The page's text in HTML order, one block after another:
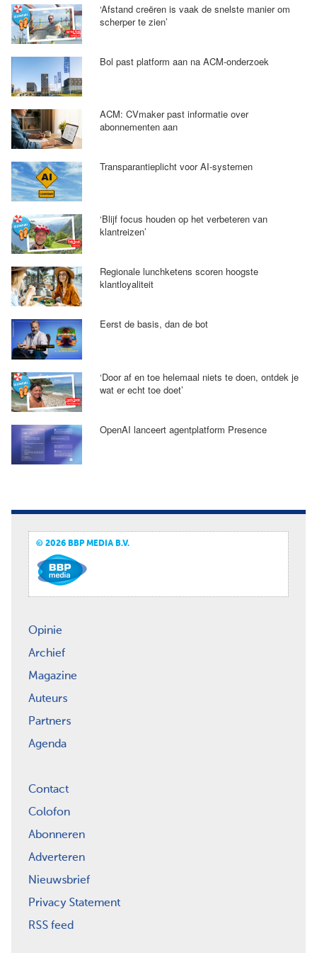
‘Afstand creëren is vaak de snelste manier om
scherper te zien’
Bol past platform aan na ACM-onderzoek
ACM: CVmaker past informatie over
abonnementen aan
Transparantieplicht voor AI-systemen
‘Blijf focus houden op het verbeteren van
klantreizen’
Regionale lunchketens scoren hoogste
klantloyaliteit
Eerst de basis, dan de bot
‘Door af en toe helemaal niets te doen, ontdek je
wat er echt toe doet’
OpenAI lanceert agentplatform Presence
© 2026 BBP MEDIA B.V.
Opinie
Archief
Magazine
Auteurs
Partners
Agenda
Contact
Colofon
Abonneren
Adverteren
Nieuwsbrief
Privacy Statement
RSS feed